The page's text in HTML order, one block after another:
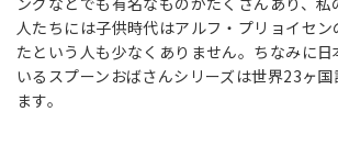
人たちには子供時代はアルフ・プリョイセン
たという人も少なくありません。ちなみに日
いるスプーンおばさんシリーズは世界23ヶ
ます。